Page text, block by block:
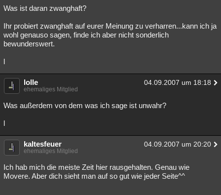
Was ist daran zwanghaft?
Ihr probiert zwanghaft auf eurer Meinung zu verharren...kann ich ja
wohl genauso sagen, finde ich aber nicht sonderlich
bewunderswert.
l
lolle 04.09.2007 um 18:18
ehemaliges Mitglied
Was außerdem von dem was ich sage ist unwahr?
l
kaltesfeuer 04.09.2007 um 20:20
ehemaliges Mitglied
Ich hab mich die meiste Zeit hier rausgehalten. Genau wie
Movere. Aber dich sieht man auf so gut wie jeder Seite^^